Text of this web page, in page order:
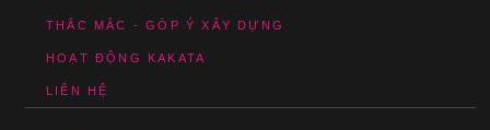
THẮC MẮC - GÓP Ý XÂY DỰNG
HOẠT ĐỘNG KAKATA
LIÊN HỆ